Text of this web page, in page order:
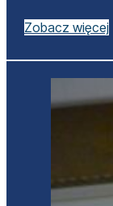
Zobacz więcej